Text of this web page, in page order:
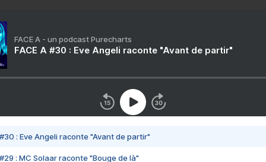
FACE A - un podcast Purecharts
FACE A #30 : Eve Angeli raconte "Avant de partir"
#30 : Eve Angeli raconte "Avant de partir"
#29 : MC Solaar raconte "Bouge de là"